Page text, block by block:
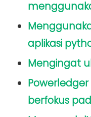
aplikasi
Mengingat
berfokus